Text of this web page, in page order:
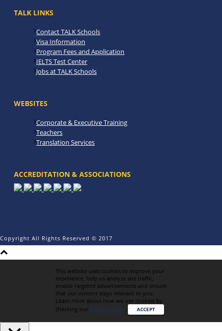
TALK LINKS
Contact TALK Schools
Visa Information
Program Fees and Application
IELTS Test Center
Jobs at TALK Schools
WEBSITES
Corporate & Executive Training
Teachers
Translation Services
ACCREDITATION & ASSOCIATIONS
Copyright All Rights Reserved © 2017
This website uses cookies to improve your
experience, help us analyze site traffic,
enable targeted advertisements and ensure
that our content stays relevant to you.
Learn more about how we use cookies by
checking our Privacy Policy. ACCEPT